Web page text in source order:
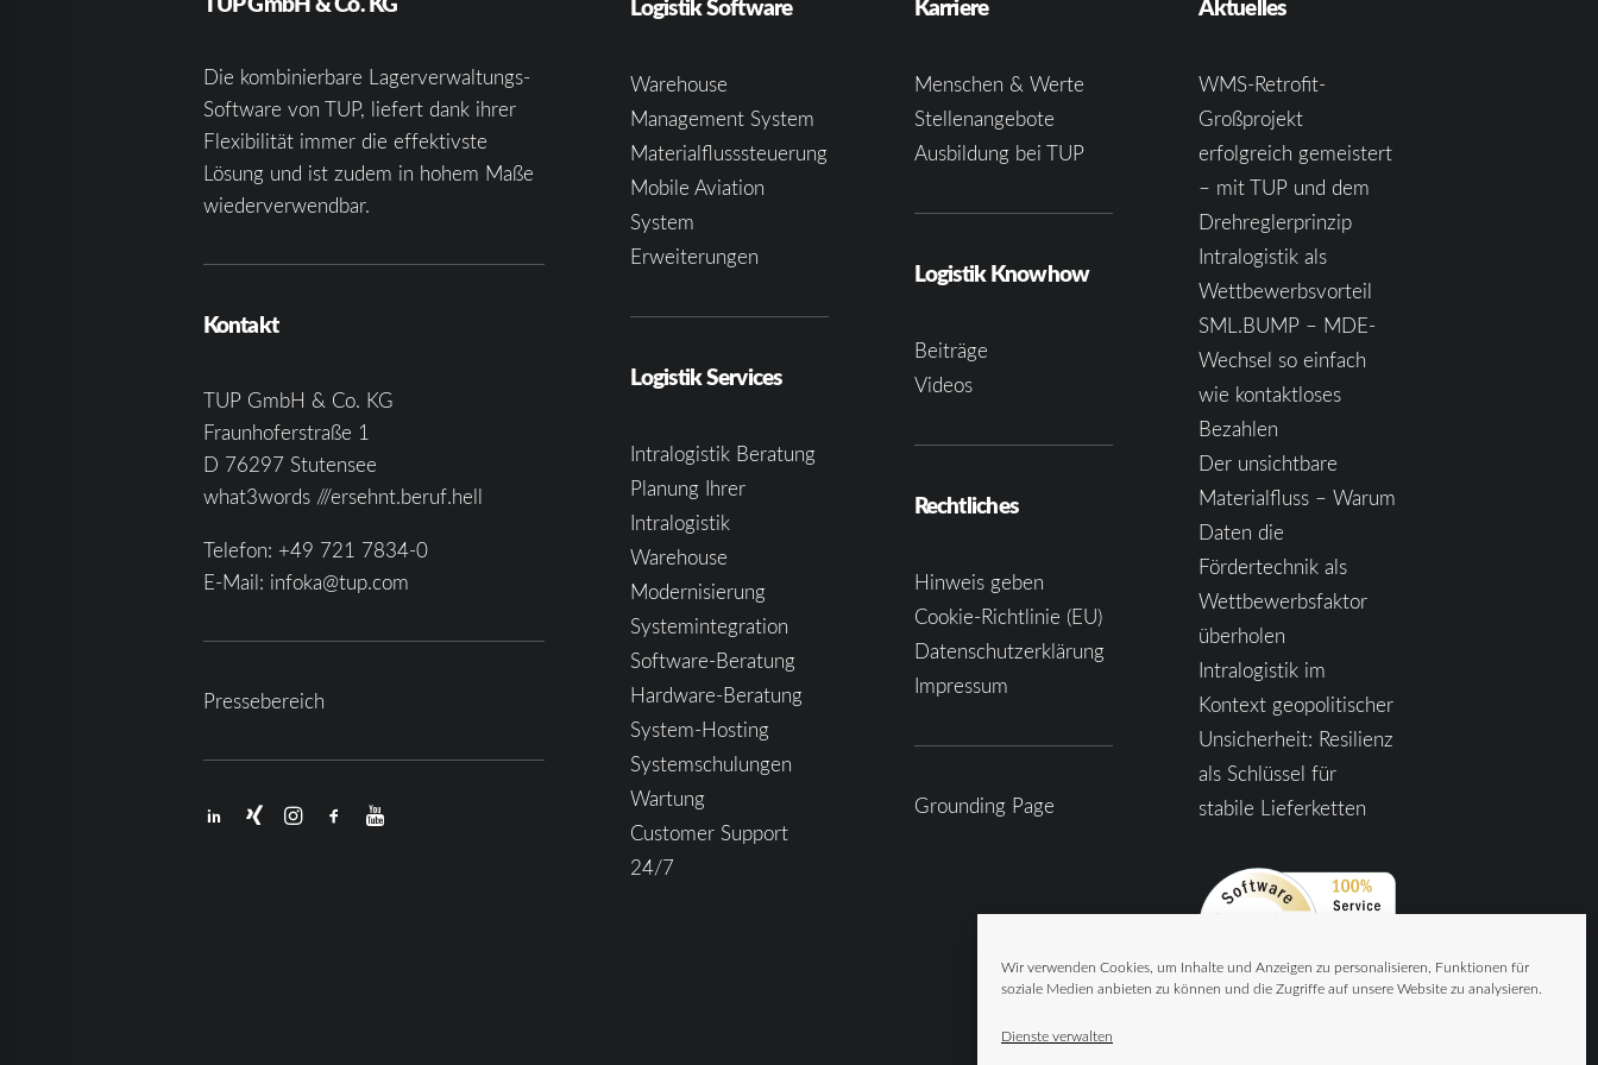
Wir verwenden Cookies, um Inhalte und Anzeigen zu personalisieren, Funktionen für
soziale Medien anbieten zu können und die Zugriffe auf unsere Website zu analysieren.
Dienste verwalten
Die kombinierbare Lagerverwaltungs-
Software von TUP, liefert dank ihrer
Flexibilität immer die effektivste
Lösung und ist zudem in hohem Maße
wiederverwendbar.
Kontakt
TUP GmbH & Co. KG
Fraunhoferstraße 1
D 76297 Stutensee
what3words ///ersehnt.beruf.hell
Telefon: +49 721 7834-0
E-Mail: infoka@tup.com
Pressebereich
Logistik Software
Warehouse
Management System
Materialflusssteuerung
Mobile Aviation
System
Erweiterungen
Logistik Services
Intralogistik Beratung
Planung Ihrer
Intralogistik
Warehouse
Modernisierung
Systemintegration
Software-Beratung
Hardware-Beratung
System-Hosting
Systemschulungen
Wartung
Customer Support
24/7
Karriere
Menschen & Werte
Stellenangebote
Ausbildung bei TUP
Logistik Knowhow
Beiträge
Videos
Rechtliches
Hinweis geben
Cookie-Richtlinie (EU)
Datenschutzerklärung
Impressum
Grounding Page
Aktuelles
WMS-Retrofit-
Großprojekt
erfolgreich gemeistert
– mit TUP und dem
Drehreglerprinzip
Intralogistik als
Wettbewerbsvorteil
SML.BUMP – MDE-
Wechsel so einfach
wie kontaktloses
Bezahlen
Der unsichtbare
Materialfluss – Warum
Daten die
Fördertechnik als
Wettbewerbsfaktor
überholen
Intralogistik im
Kontext geopolitischer
Unsicherheit: Resilienz
als Schlüssel für
stabile Lieferketten